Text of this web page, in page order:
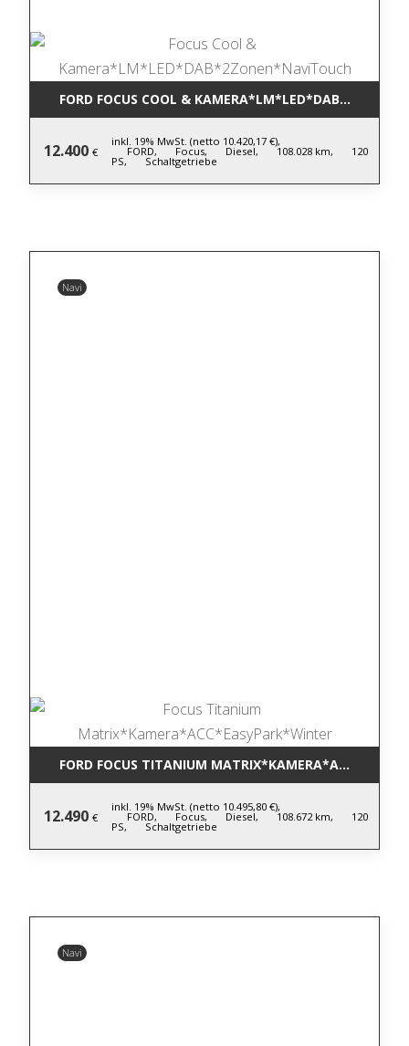
FORD FOCUS COOL &
12.400 €
inkl. 19% MwSt. (netto 10.420,17 €),
FORD, Focus, Diesel, 108.028 km, 120
PS, Schaltgetriebe
Navi
FORD FOCUS TITANIUM
12.490 €
inkl. 19% MwSt. (netto 10.495,80 €),
FORD, Focus, Diesel, 108.672 km, 120
PS, Schaltgetriebe
Navi